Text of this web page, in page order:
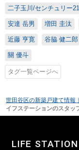
二子玉川/センチュリー
安達 岳男 増田 圭汰
近藤 亨寛 谷脇 健二郎
關 優斗
タグ一覧ページへ
世田谷区の新築戸建て情報
イフステーションのスタッ
LIFE STATION